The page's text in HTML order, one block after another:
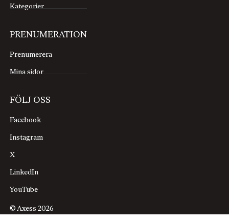
Kategorier
PRENUMERATION
Prenumerera
Mina sidor
FÖLJ OSS
Facebook
Instagram
X
LinkedIn
YouTube
© Axess 2026